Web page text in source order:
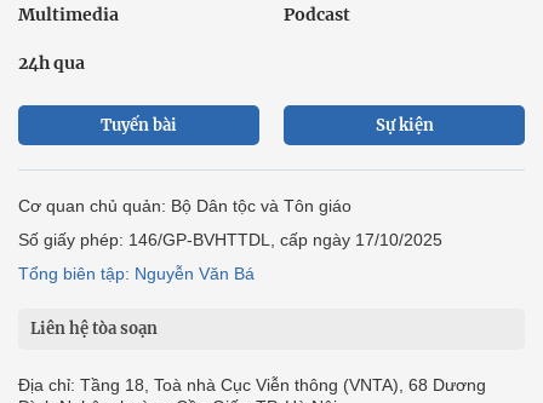
Multimedia Podcast
24h qua
Tuyến bài Sự kiện
Cơ quan chủ quản: Bộ Dân tộc và Tôn giáo
Số giấy phép: 146/GP-BVHTTDL, cấp ngày 17/10/2025
Tổng biên tập: Nguyễn Văn Bá
Liên hệ tòa soạn
Địa chỉ: Tầng 18, Toà nhà Cục Viễn thông (VNTA), 68 Dương